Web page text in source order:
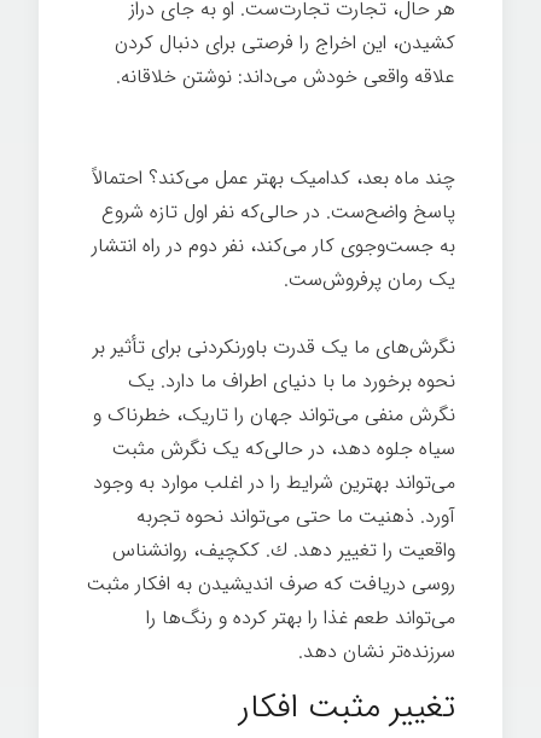
هر حال، تجارت تجارت‌ست. او به جای دراز
کشیدن، این اخراج را فرصتی برای دنبال کردن
علاقه واقعی خودش می‌داند: نوشتن خلاقانه.
چند ماه بعد، کدامیک بهتر عمل می‌کند؟ احتمالاً
پاسخ واضح‌ست. در حالی‌که نفر اول تازه شروع
به جست‌وجوی کار می‌کند، نفر دوم در راه انتشار
یک رمان پرفروش‌ست.
نگرش‌های ما یک قدرت باورنکردنی برای تأثیر بر
نحوه برخورد ما با دنیای اطراف ما دارد. یک
نگرش منفی می‌تواند جهان را تاریک، خطرناک و
سیاه جلوه دهد، در حالی‌که یک نگرش مثبت
می‌تواند بهترین شرایط را در اغلب موارد به وجود
آورد. ذهنیت ما حتی می‌تواند نحوه تجربه
واقعیت را تغییر دهد. ك. ككچيف، روانشناس
روسی دريافت كه صرف اندیشیدن به افكار مثبت
می‌تواند طعم غذا را بهتر كرده و رنگ‌ها را
سرزنده‌تر نشان دهد.
تغییر مثبت افکار